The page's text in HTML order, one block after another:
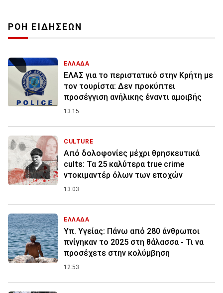
ΡΟΗ ΕΙΔΗΣΕΩΝ
ΕΛΛΑΔΑ
ΕΛΑΣ για το περιστατικό στην Κρήτη με
τον τουρίστα: Δεν προκύπτει
προσέγγιση ανήλικης έναντι αμοιβής
13:15
CULTURE
Από δολοφονίες μέχρι θρησκευτικά
cults: Τα 25 καλύτερα true crime
ντοκιμαντέρ όλων των εποχών
13:03
ΕΛΛΑΔΑ
Υπ. Υγείας: Πάνω από 280 άνθρωποι
πνίγηκαν το 2025 στη θάλασσα - Τι να
προσέχετε στην κολύμβηση
12:53